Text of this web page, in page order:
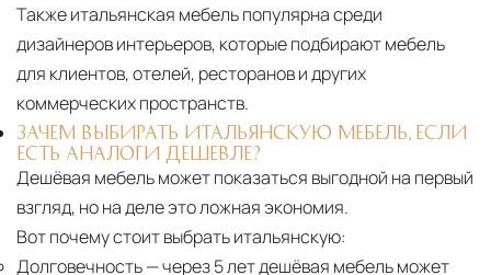
Также итальянская мебель популярна среди
дизайнеров интерьеров, которые подбирают мебель
для клиентов, отелей, ресторанов и других
коммерческих пространств.
ЗАЧЕМ ВЫБИРАТЬ ИТАЛЬЯНСКУЮ МЕБЕЛЬ, ЕСЛИ
ЕСТЬ АНАЛОГИ ДЕШЕВЛЕ?
Дешёвая мебель может показаться выгодной на первый
взгляд, но на деле это ложная экономия.
Вот почему стоит выбрать итальянскую:
Долговечность— через 5 лет дешёвая мебель может